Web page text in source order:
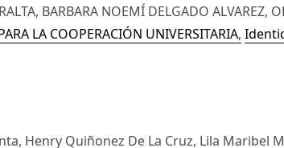
BARBARA NOEMÍ DELGADO ALVAREZ,
LA COOPERACIÓN UNIVERSITARIA,
Henry Quiñonez De La Cruz, Lila Maribel